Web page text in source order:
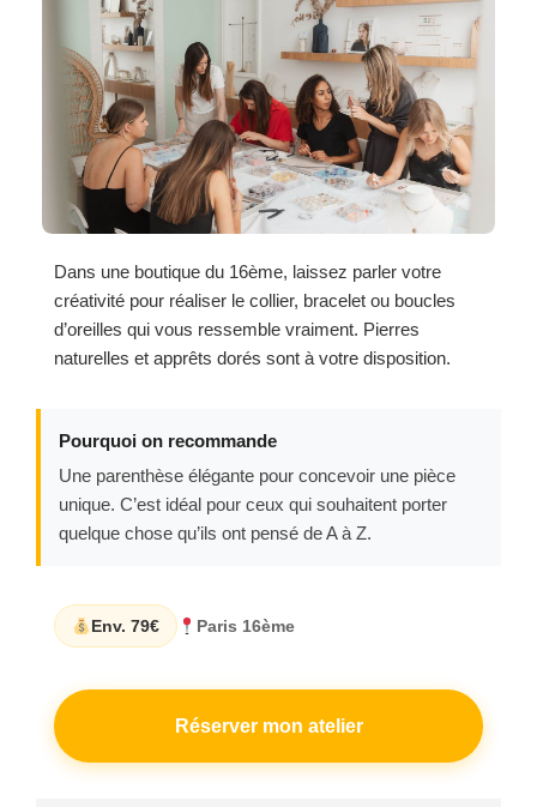
Dans une boutique du 16ème, laissez parler votre
créativité pour réaliser le collier, bracelet ou boucles
d’oreilles qui vous ressemble vraiment. Pierres
naturelles et apprêts dorés sont à votre disposition.
Pourquoi on recommande
Une parenthèse élégante pour concevoir une pièce
unique. C’est idéal pour ceux qui souhaitent porter
quelque chose qu’ils ont pensé de A à Z.
Env. 79€ Paris 16ème
Réserver mon atelier